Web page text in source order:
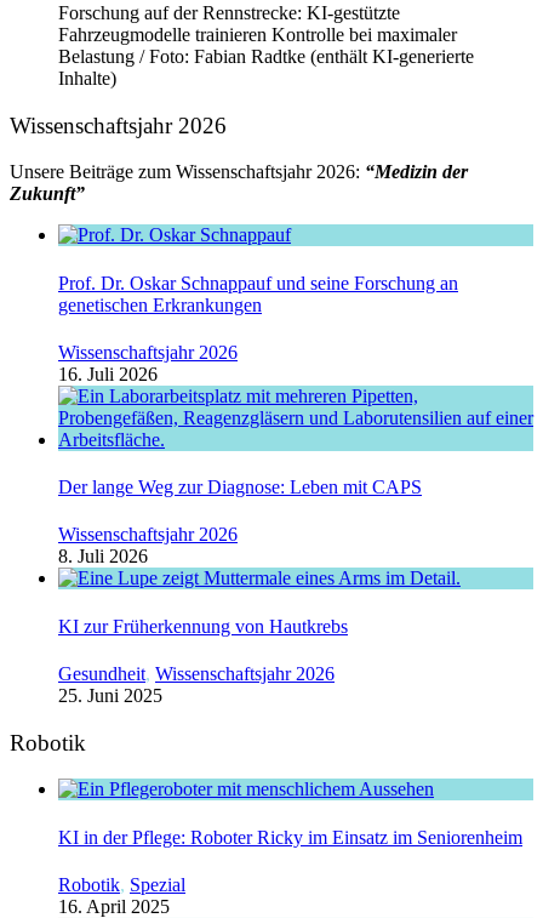
Forschung auf der Rennstrecke: KI-gestützte
Fahrzeugmodelle trainieren Kontrolle bei maximaler
Belastung / Foto: Fabian Radtke (enthält KI-generierte
Inhalte)
Wissenschaftsjahr 2026
Unsere Beiträge zum Wissenschaftsjahr 2026: “Medizin der
Zukunft”
Prof. Dr. Oskar Schnappauf und seine Forschung an
genetischen Erkrankungen
Wissenschaftsjahr 2026
16. Juli 2026
Der lange Weg zur Diagnose: Leben mit CAPS
Wissenschaftsjahr 2026
8. Juli 2026
KI zur Früherkennung von Hautkrebs
Gesundheit, Wissenschaftsjahr 2026
25. Juni 2025
Robotik
KI in der Pflege: Roboter Ricky im Einsatz im Seniorenheim
Robotik, Spezial
16. April 2025